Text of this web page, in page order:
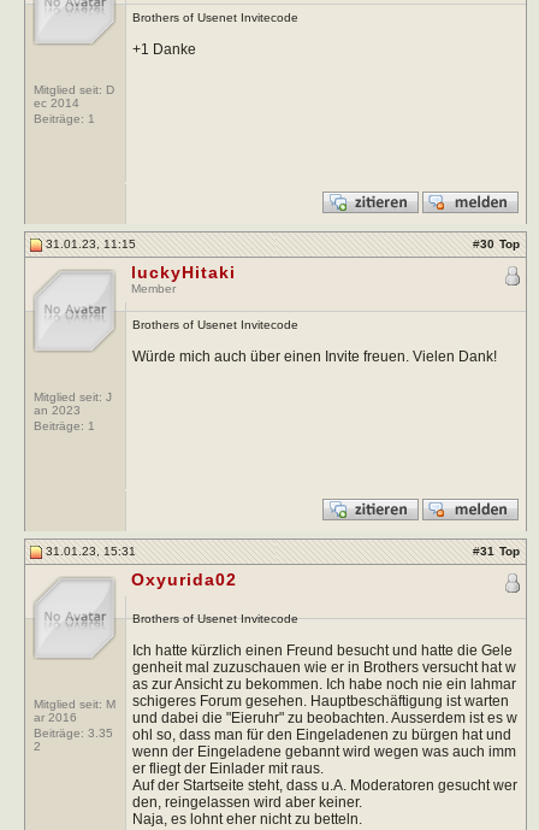
Mitglied seit: D
ec 2014
Beiträge: 1
Brothers of Usenet Invitecode
+1 Danke
31.01.23, 11:15 #30 Top
Mitglied seit: J
an 2023
Beiträge: 1
luckyHitaki
Member
Brothers of Usenet Invitecode
Würde mich auch über einen Invite freuen. Vielen Dank!
31.01.23, 15:31 #31 Top
Mitglied seit: M
ar 2016
Beiträge: 3.35
2
Oxyurida02
Brothers of Usenet Invitecode
Ich hatte kürzlich einen Freund besucht und hatte die Gele
genheit mal zuzuschauen wie er in Brothers versucht hat w
as zur Ansicht zu bekommen. Ich habe noch nie ein lahmar
schigeres Forum gesehen. Hauptbeschäftigung ist warten
und dabei die "Eieruhr" zu beobachten. Ausserdem ist es w
ohl so, dass man für den Eingeladenen zu bürgen hat und
wenn der Eingeladene gebannt wird wegen was auch imm
er fliegt der Einlader mit raus.
Auf der Startseite steht, dass u.A. Moderatoren gesucht wer
den, reingelassen wird aber keiner.
Naja, es lohnt eher nicht zu betteln.